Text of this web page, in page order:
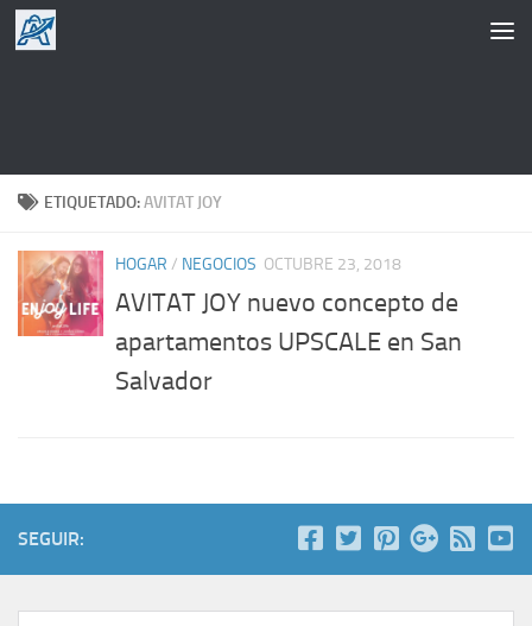
Saltar al contenido
ETIQUETADO:AVITAT JOY
HOGAR / NEGOCIOS OCTUBRE 23, 2018
AVITAT JOY nuevo concepto de
apartamentos UPSCALE en San
Salvador
SEGUIR: